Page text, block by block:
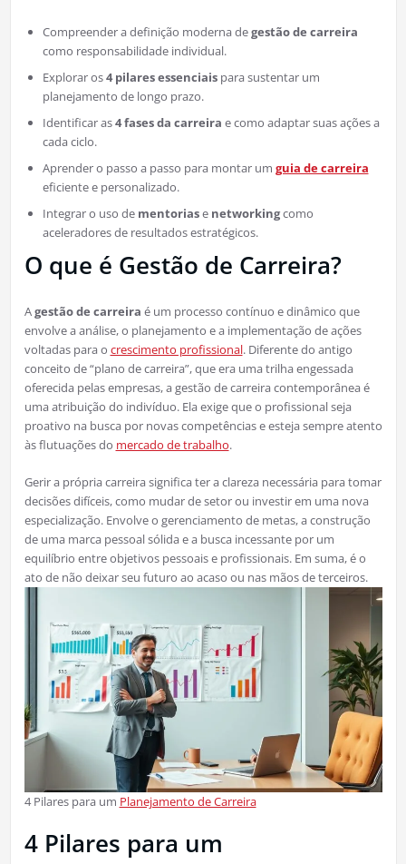
Compreender a definição moderna degestão de carreira
como responsabilidade individual.
Explorar os4 pilares essenciaispara sustentar um
planejamento de longo prazo.
Identificar as4 fases da carreira e como adaptar suas ações a
cada ciclo.
Aprender o passo a passo para montar um guia de carreira
eficiente e personalizado.
Integrar o uso de mentoriase networkingcomo
aceleradores de resultados estratégicos.
O que é Gestão de Carreira?
Agestão de carreira é um processo contínuo e dinâmico que
envolve a análise, o planejamento e a implementação de ações
voltadas para o crescimento profissional. Diferente do antigo
conceito de “plano de carreira”, que era uma trilha engessada
oferecida pelas empresas, a gestão de carreira contemporânea é
uma atribuição do indivíduo. Ela exige que o profissional seja
proativo na busca por novas competências e esteja sempre atento
às flutuações do mercado de trabalho.
Gerir a própria carreira significa ter a clareza necessária para tomar
decisões difíceis, como mudar de setor ou investir em uma nova
especialização. Envolve o gerenciamento de metas, a construção
de uma marca pessoal sólida e a busca incessante por um
equilíbrio entre objetivos pessoais e profissionais. Em suma, é o
ato de não deixar seu futuro ao acaso ou nas mãos de terceiros.
4 Pilares para um Planejamento de Carreira
4 Pilares para um